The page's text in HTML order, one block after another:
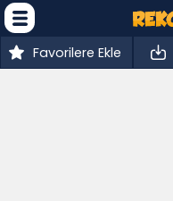
Favorilere Ekle